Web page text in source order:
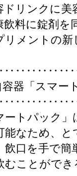
ドリンクに
飲料に錠剤
リメントの
容器「スマー
ートパック
能なため、
飲口を手で
むことがで